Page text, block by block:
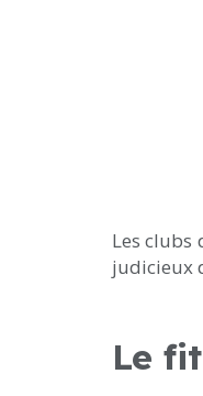
Les clubs
judicieux
Le